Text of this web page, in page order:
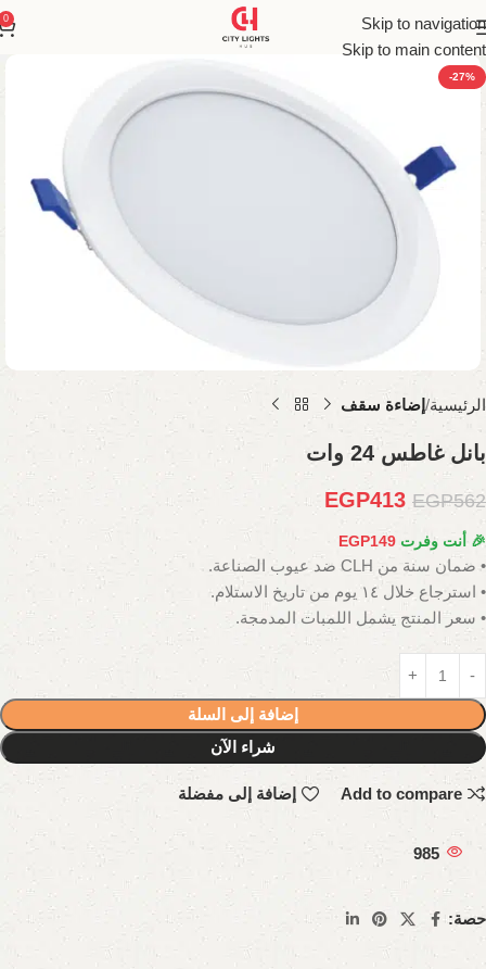
Skip to navigation
Skip to main content
0
-27%
الرئيسية إضاءة سقف
بانل غاطس 24 وات
EGP562
EGP413
🎉 أنت وفرت EGP149
• ضمان سنة من CLH ضد عيوب الصناعة.
• استرجاع خلال ١٤ يوم من تاريخ الاستلام.
• سعر المنتج يشمل اللمبات المدمجة.
إضافة إلى السلة
شراء الآن
Add to compare إضافة إلى مفضلة
985
حصة: